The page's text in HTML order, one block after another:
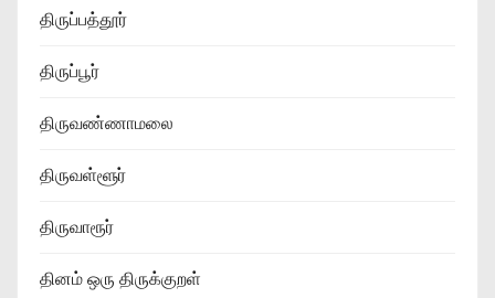
திருப்பத்தூர்
திருப்பூர்
திருவண்ணாமலை
திருவள்ளூர்
திருவாரூர்
தினம் ஒரு திருக்குறள்